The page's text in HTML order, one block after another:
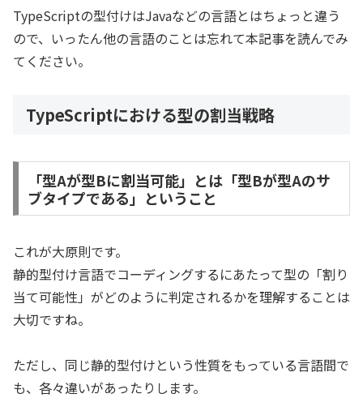
TypeScriptの型付けはJavaなどの言語とはちょっと違う
ので、いったん他の言語のことは忘れて本記事を読んでみ
てください。
TypeScriptにおける型の割当戦略
「型Aが型Bに割当可能」とは「型Bが型Aのサ
ブタイプである」ということ
これが大原則です。
静的型付け言語でコーディングするにあたって型の「割り
当て可能性」がどのように判定されるかを理解することは
大切ですね。
ただし、同じ静的型付けという性質をもっている言語間で
も、各々違いがあったりします。